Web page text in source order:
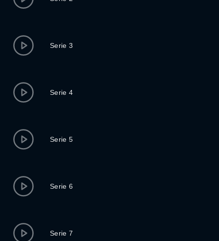
Serie 3
Serie 4
Serie 5
Serie 6
Serie 7